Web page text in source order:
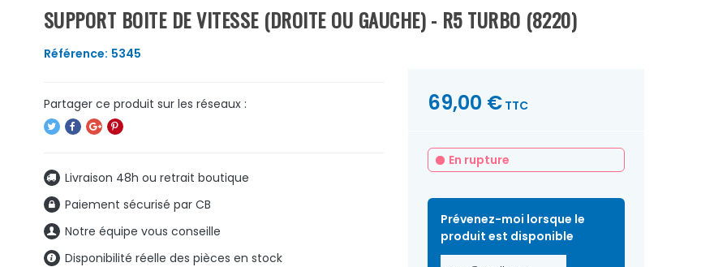
SUPPORT BOITE DE VITESSE (DROITE OU GAUCHE) - R5 TURBO (8220)
Référence: 5345
Livraison 48h ou retrait boutique
Paiement sécurisé par CB
Notre équipe vous conseille
Disponibilité réelle des pièces en stock
69,00 € TTC
En rupture
Prévenez-moi lorsque le
produit est disponible